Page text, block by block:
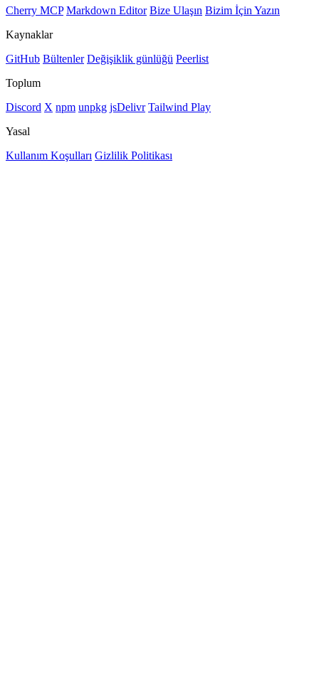
Cherry MCP Markdown Editor Bize Ulaşın Bizim İçin Yazın
Kaynaklar
GitHub Bültenler Değişiklik günlüğü Peerlist
Toplum
Discord X npm unpkg jsDelivr Tailwind Play
Yasal
Kullanım Koşulları Gizlilik Politikası